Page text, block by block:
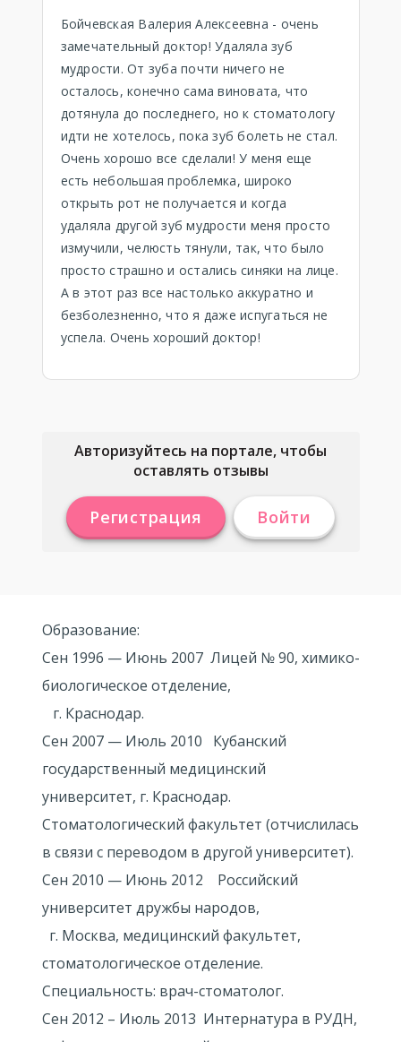
Бойчевская Валерия Алексеевна - очень
замечательный доктор! Удаляла зуб
мудрости. От зуба почти ничего не
осталось, конечно сама виновата, что
дотянула до последнего, но к стоматологу
идти не хотелось, пока зуб болеть не стал.
Очень хорошо все сделали! У меня еще
есть небольшая проблемка, широко
открыть рот не получается и когда
удаляла другой зуб мудрости меня просто
измучили, челюсть тянули, так, что было
просто страшно и остались синяки на лице.
А в этот раз все настолько аккуратно и
безболезненно, что я даже испугаться не
успела. Очень хороший доктор!
Авторизуйтесь на портале, чтобы
оставлять отзывы
Регистрация Войти
Образование:
Сен 1996 — Июнь 2007 Лицей № 90, химико-
биологическое отделение,
г. Краснодар.
Сен 2007 — Июль 2010 Кубанский
государственный медицинский
университет, г. Краснодар.
Стоматологический факультет (отчислилась
в связи с переводом в другой университет).
Сен 2010 — Июнь 2012 Российский
университет дружбы народов,
г. Москва, медицинский факультет,
стоматологическое отделение.
Специальность: врач-стоматолог.
Сен 2012 – Июль 2013 Интернатура в РУДН,